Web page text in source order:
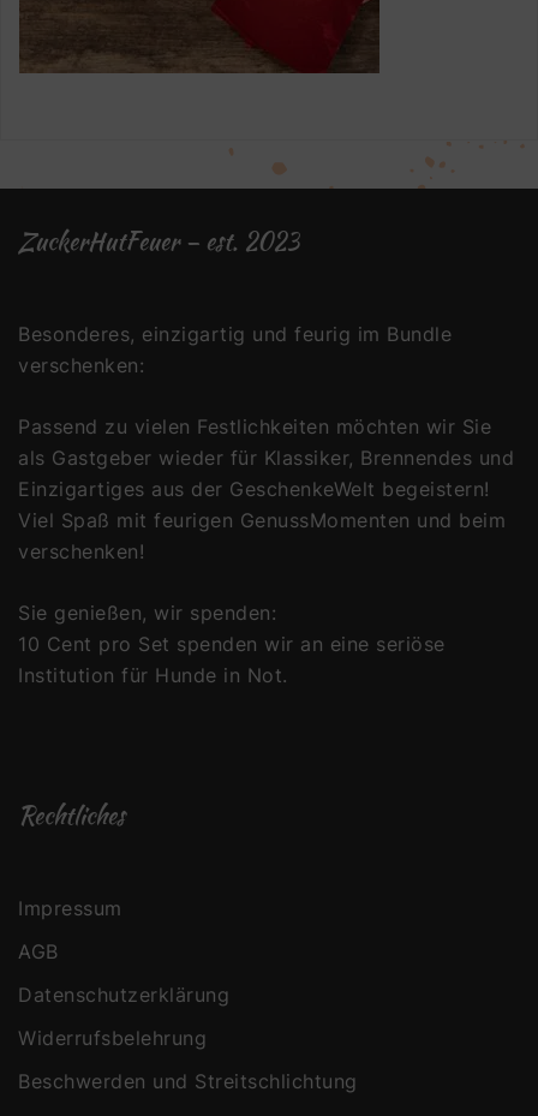
ZuckerHutFeuer – est. 2023
Besonderes, einzigartig und feurig im Bundle
verschenken:
Passend zu vielen Festlichkeiten möchten wir Sie
als Gastgeber wieder für Klassiker, Brennendes und
Einzigartiges aus der GeschenkeWelt begeistern!
Viel Spaß mit feurigen GenussMomenten und beim
verschenken!
Sie genießen, wir spenden:
10 Cent pro Set spenden wir an eine seriöse
Institution für Hunde in Not.
Rechtliches
Impressum
AGB
Datenschutzerklärung
Widerrufsbelehrung
Beschwerden und Streitschlichtung